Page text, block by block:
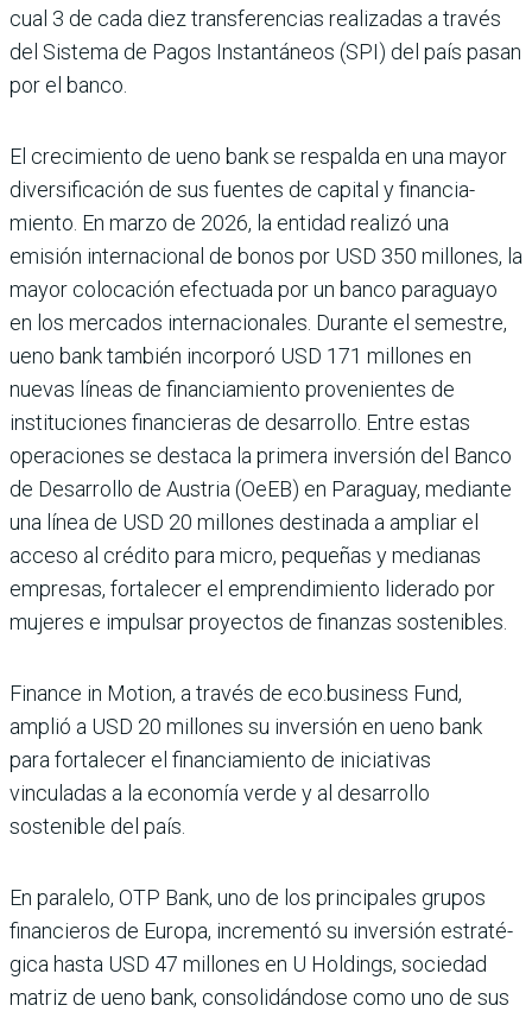
cual 3 de cada diez transfe­rencias realizadas a través
del Sistema de Pagos Instan­táneos (SPI) del país pasan
por el banco.
El crecimiento de ueno bank se respalda en una mayor
diversificación de sus fuen­tes de capital y financia­
miento. En marzo de 2026, la entidad realizó una
emisión internacional de bonos por USD 350 millones, la
mayor colocación efectuada por un banco paraguayo
en los mercados internacionales. Durante el semestre,
ueno bank también incorporó USD 171 millones en
nuevas líneas de financiamiento provenientes de
institucio­nes financieras de desarro­llo. Entre estas
operaciones se destaca la primera inver­sión del Banco
de Desarrollo de Austria (OeEB) en Para­guay, mediante
una línea de USD 20 millones destinada a ampliar el
acceso al cré­dito para micro, pequeñas y medianas
empresas, fortale­cer el emprendimiento lide­rado por
mujeres e impulsar proyectos de finanzas sos­tenibles.
Finance in Motion, a tra­vés de eco.business Fund,
amplió a USD 20 millones su inversión en ueno bank
para fortalecer el financiamiento de iniciativas
vinculadas a la economía verde y al desarro­llo
sostenible del país.
En paralelo, OTP Bank, uno de los principales grupos
financieros de Europa, incre­mentó su inversión estraté­
gica hasta USD 47 millones en U Holdings, sociedad
matriz de ueno bank, con­solidándose como uno de sus